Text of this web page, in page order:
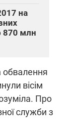
на
870 млн
обвалення
вісім
Про
служби з